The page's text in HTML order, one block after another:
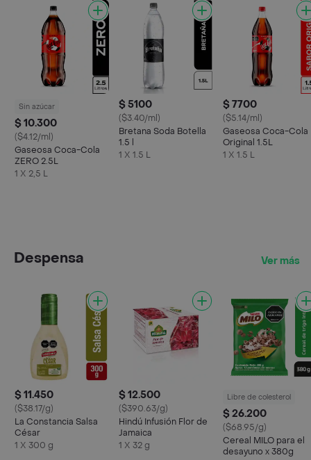
Sin azúcar
$ 10.300
($4.12/ml)
Gaseosa Coca-Cola
ZERO 2.5L
1 X 2,5 L
$ 5100
($3.40/ml)
Bretana Soda Botella
1.5 l
1 X 1.5 L
$ 7700
($5.14/ml)
Gaseosa Coca-Cola
Original 1.5L
1 X 1.5 L
Despensa Ver más
$ 11.450
($38.17/g)
La Constancia Salsa
César
1 X 300 g
$ 12.500
($390.63/g)
Hindú Infusión Flor de
Jamaica
1 X 32 g
Libre de colesterol
$ 26.200
($68.95/g)
Cereal MILO para el
desayuno x 380g